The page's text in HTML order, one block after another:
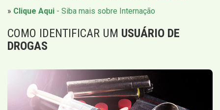
» Clique Aqui - Siba mais sobre Internação
COMO IDENTIFICAR UM USUÁRIO DE
DROGAS